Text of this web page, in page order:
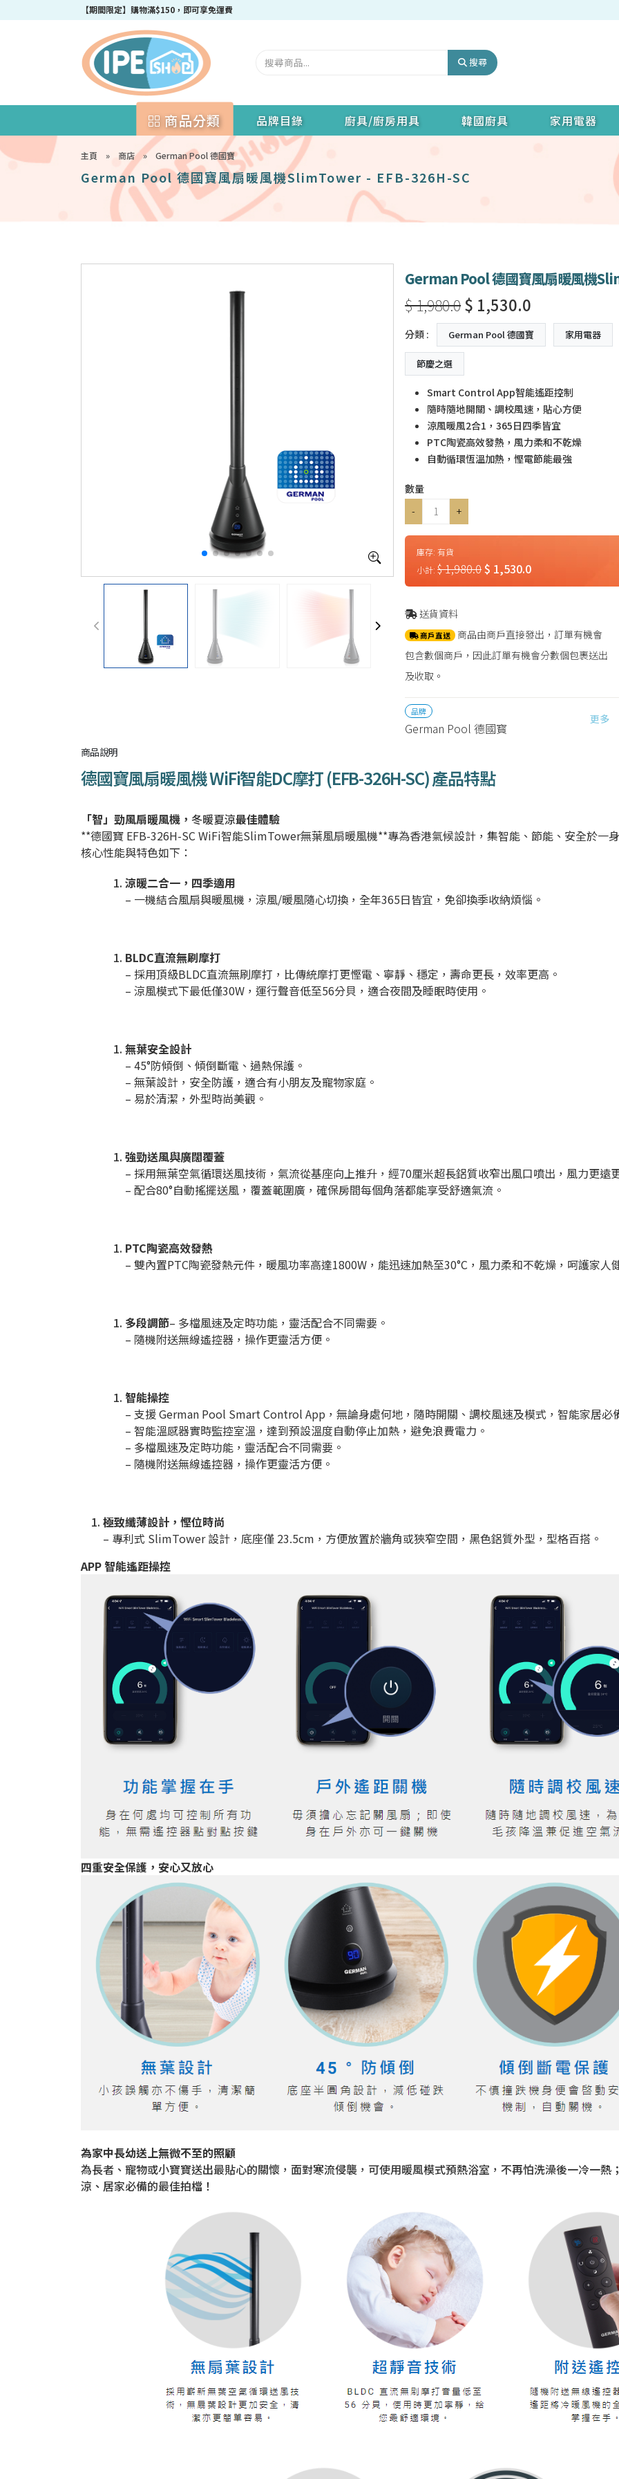
成為IPEshop會員，新會員即可獲得迎新$50購物優惠碼！
搜尋
商品分類 品牌目錄 廚具/廚房用具 韓國廚具 家用電器
主頁 » 商店» German Pool 德國寶
German Pool 德國寶風扇暖風機SlimTower - EFB-326H-SC
German Pool 德國寶風扇暖風機
$ 1,980.0$ 1,530.0
分類 : German Pool 德國寶 家用電器
節慶之選
Smart Control App智能遙距控制
隨時隨地開關、調校風速，貼心方便
涼風暖風2合1，365日四季皆宜
PTC陶瓷高效發熱，風力柔和不乾燥
自動循環恆溫加熱，慳電節能最強
數量
-
+
庫存:有貨
小計:$ 1,980.0$ 1,530.0
送貨資料
商戶直送 商品由商戶直接發出，訂單有機會
包含數個商戶，因此訂單有機會分數個包裹送出
及收取。
品牌
German Pool 德國寳
更多
商品說明
德國寶風扇暖風機 WiFi智能DC摩打 (EFB-326H-SC) 產品特點
「智」勁風扇暖風機， 冬暖夏涼最佳體驗
**德國寶 EFB-326H-SC WiFi智能SlimTower無葉風扇暖風機**專為香港氣候設計，集智能、節能、安全於一
核心性能與特色如下：
涼暖二合一，四季適用
– 一機結合風扇與暖風機，涼風/暖風隨心切換，全年365日皆宜，免卻換季收納煩惱。
BLDC直流無刷摩打
– 採用頂級BLDC直流無刷摩打，比傳統摩打更慳電、寧靜、穩定，壽命更長，效率更高。
– 涼風模式下最低僅30W，運行聲音低至56分貝，適合夜間及睡眠時使用。
無葉安全設計
– 45°防傾倒、傾倒斷電、過熱保護。
– 無葉設計，安全防護，適合有小朋友及寵物家庭。
– 易於清潔，外型時尚美觀。
強勁送風與廣闊覆蓋
– 採用無葉空氣循環送風技術，氣流從基座向上推升，經70厘米超長鋁質收窄出風口噴出，風力更遠
– 配合80°自動搖擺送風，覆蓋範圍廣，確保房間每個角落都能享受舒適氣流。
PTC陶瓷高效發熱
– 雙內置PTC陶瓷發熱元件，暖風功率高達1800W，能迅速加熱至30°C，風力柔和不乾燥，呵護家人
多段調節– 多檔風速及定時功能，靈活配合不同需要。
– 隨機附送無線遙控器，操作更靈活方便。
智能操控
– 支援 German Pool Smart Control App，無論身處何地，隨時開關、調校風速及模式，智能家居必
– 智能溫感器實時監控室溫，達到預設溫度自動停止加熱，避免浪費電力。
– 多檔風速及定時功能，靈活配合不同需要。
– 隨機附送無線遙控器，操作更靈活方便。
極致纖薄設計，慳位時尚
– 專利式 SlimTower 設計，底座僅 23.5cm，方便放置於牆角或狹窄空間，黑色鋁質外型，型格百搭。
APP 智能遙距操控
四重安全保護，安心又放心
為家中長幼送上無微不至的照顧
為長者、寵物或小寶寶送出最貼心的關懷，面對寒流侵襲，可使用暖風模式預熱浴室，不再怕洗澡後一冷一
涼、居家必備的最佳拍檔！